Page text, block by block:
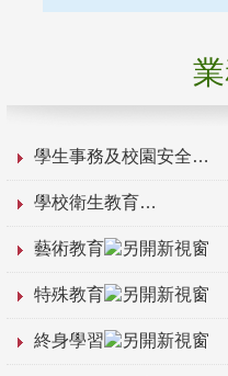
學生事務及校園安全
學校衛生教育
藝術教育
特殊教育
終身學習